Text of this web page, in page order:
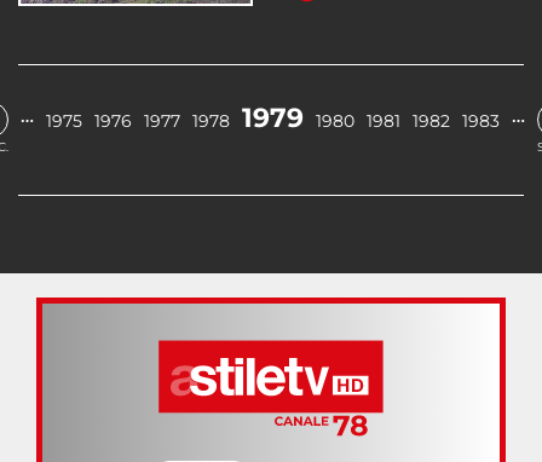
… 1975 1976 1977 1978 1979 1980 1981 1982 1983 …